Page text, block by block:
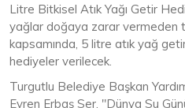
Litre Bitkisel Atık Yağı Getir
yağlar doğaya zarar vermeden
kapsamında, 5 litre atık yağ
hediyeler verilecek.
Turgutlu Belediye Başkan
Evren Erbaş Ser, "Dünya Su